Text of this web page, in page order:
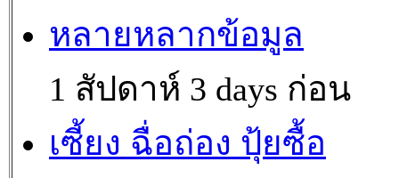
หลายหลากข้อมูล
1 สัปดาห์ 3 days ก่อน
เซี้ยง ฉื่อถ่อง ปุ้ยซื้อ